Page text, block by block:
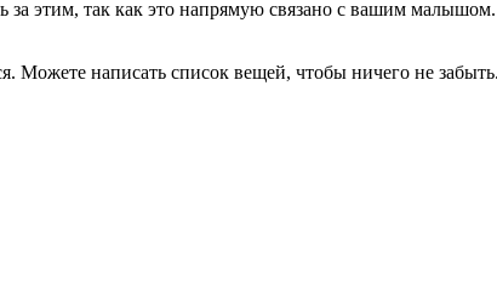
этим, так как это напрямую связано с вашим
Можете написать список вещей, чтобы ничего не